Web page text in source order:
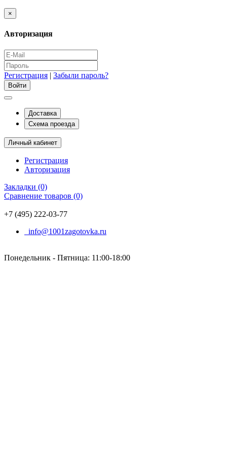
×
Авторизация
Регистрация | Забыли пароль?
Доставка
Схема проезда
Личный кабинет
Регистрация
Авторизация
Закладки (0)
Сравнение товаров (0)
+7 (495) 222-03-77
info@1001zagotovka.ru
Понедельник - Пятница: 11:00-18:00